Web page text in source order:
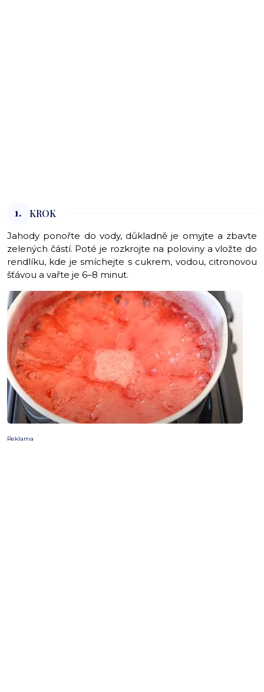
1. KROK
Jahody ponořte do vody, důkladně je omyjte a zbavte
zelených částí. Poté je rozkrojte na poloviny a vložte do
rendlíku, kde je smíchejte s cukrem, vodou, citronovou
šťávou a vařte je 6–8 minut.
Reklama